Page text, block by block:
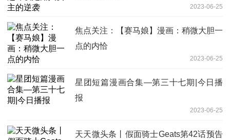
2023-06-25
焦点关注：【赛马娘】漫画：稍微大胆一
点的内恰
2023-06-25
星团短篇漫画合集—第三十七期|今日播
报
2023-06-25
天天微头条丨假面骑士Geats第42话预告